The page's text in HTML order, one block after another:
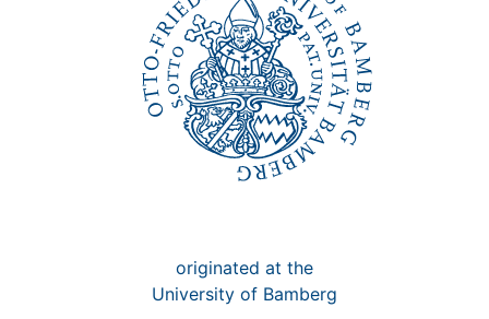
originated at the
University of Bamberg